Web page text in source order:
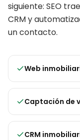
siguiente: SEO
CRM y
un contacto.
Web
Captación de
CRM